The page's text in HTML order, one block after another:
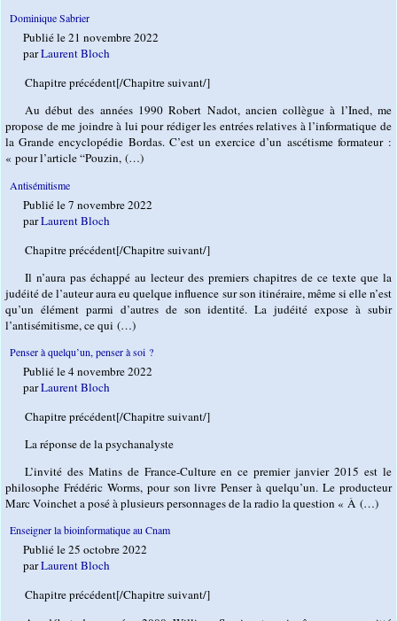
Dominique Sabrier
Publié le 21 novembre 2022
parLaurent Bloch
Chapitre précédent[/Chapitre suivant/]
Au début des années 1990 Robert Nadot, ancien collègue à l’Ined, me
propose de me joindre à lui pour rédiger les entrées relatives à l’informatique de
la Grande encyclopédie Bordas. C’est un exercice d’un ascétisme formateur :
« pour l’article “Pouzin, (…)
Antisémitisme
Publié le 7 novembre 2022
parLaurent Bloch
Chapitre précédent[/Chapitre suivant/]
Il n’aura pas échappé au lecteur des premiers chapitres de ce texte que la
judéité de l’auteur aura eu quelque influence sur son itinéraire, même si elle n’est
qu’un élément parmi d’autres de son identité. La judéité expose à subir
l’antisémitisme, ce qui (…)
Penser à quelqu’un, penser à soi ?
Publié le 4 novembre 2022
parLaurent Bloch
Chapitre précédent[/Chapitre suivant/]
La réponse de la psychanalyste
L’invité des Matins de France-Culture en ce premier janvier 2015 est le
philosophe Frédéric Worms, pour son livre Penser à quelqu’un. Le producteur
Marc Voinchet a posé à plusieurs personnages de la radio la question « À (…)
Enseigner la bioinformatique au Cnam
Publié le 25 octobre 2022
parLaurent Bloch
Chapitre précédent[/Chapitre suivant/]